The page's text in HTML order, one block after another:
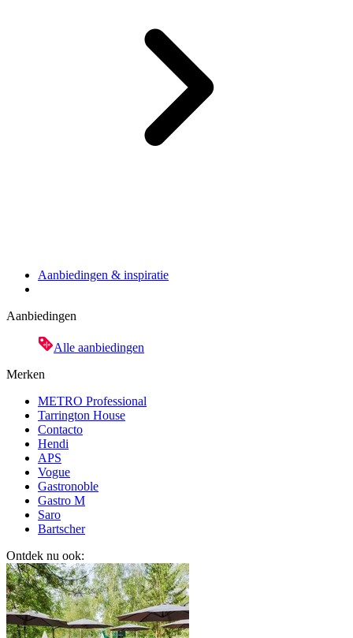
Aanbiedingen & inspiratie
Aanbiedingen
Alle aanbiedingen
Merken
METRO Professional
Tarrington House
Contacto
Hendi
APS
Vogue
Gastronoble
Gastro M
Saro
Bartscher
Ontdek nu ook: